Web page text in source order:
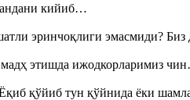
кийиб…
эринчоқлиги эмасмиди?
мадҳ этишда ижодкорларимиз
қўйиб тун қўйнида ёки